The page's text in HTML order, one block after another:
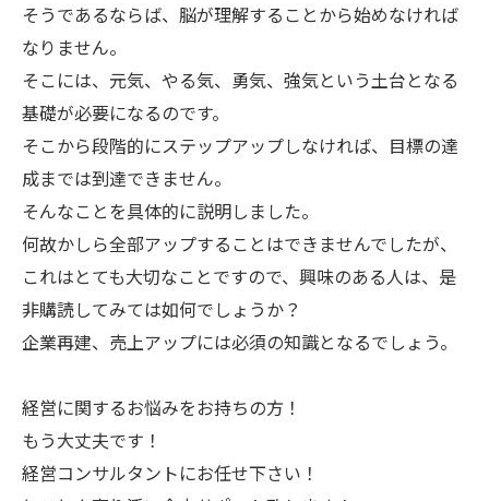
そうであるならば、脳が理解することから始めなければ
なりません。
そこには、元気、やる気、勇気、強気という土台となる
基礎が必要になるのです。
そこから段階的にステップアップしなければ、目標の達
成までは到達できません。
そんなことを具体的に説明しました。
何故かしら全部アップすることはできませんでしたが、
これはとても大切なことですので、興味のある人は、是
非購読してみては如何でしょうか？
企業再建、売上アップには必須の知識となるでしょう。
経営に関するお悩みをお持ちの方！
もう大丈夫です！
経営コンサルタントにお任せ下さい！